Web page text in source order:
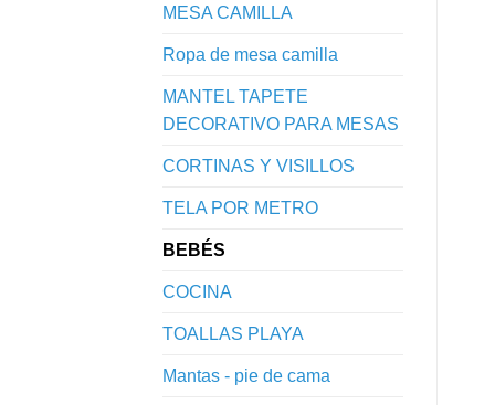
MESA CAMILLA
Ropa de mesa camilla
MANTEL TAPETE
DECORATIVO PARA MESAS
CORTINAS Y VISILLOS
TELA POR METRO
BEBÉS
COCINA
TOALLAS PLAYA
Mantas - pie de cama